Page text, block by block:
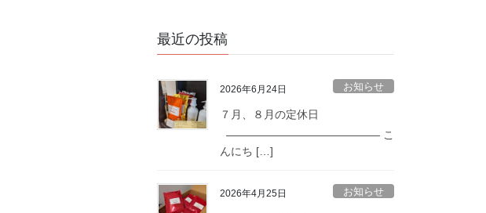
最近の投稿
2026年6月24日 お知らせ
７月、８月の定休日
—————————————— こ
んにち […]
2026年4月25日 お知らせ